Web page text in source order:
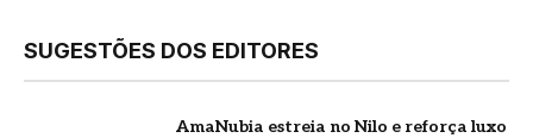
SUGESTÕES DOS EDITORES
AmaNubia estreia no Nilo e reforça luxo